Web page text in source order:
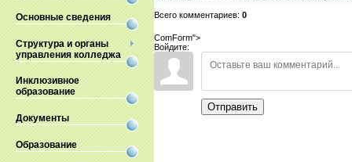
Основные сведения
Структура и органы
управления колледжа
Инклюзивное
образование
Документы
Образование
Всего комментариев: 0
ComForm">
Войдите:
Отправить